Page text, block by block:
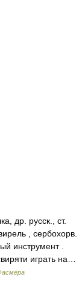
др. русск., ст.
, сербохорв.
инструмент .
играть на…